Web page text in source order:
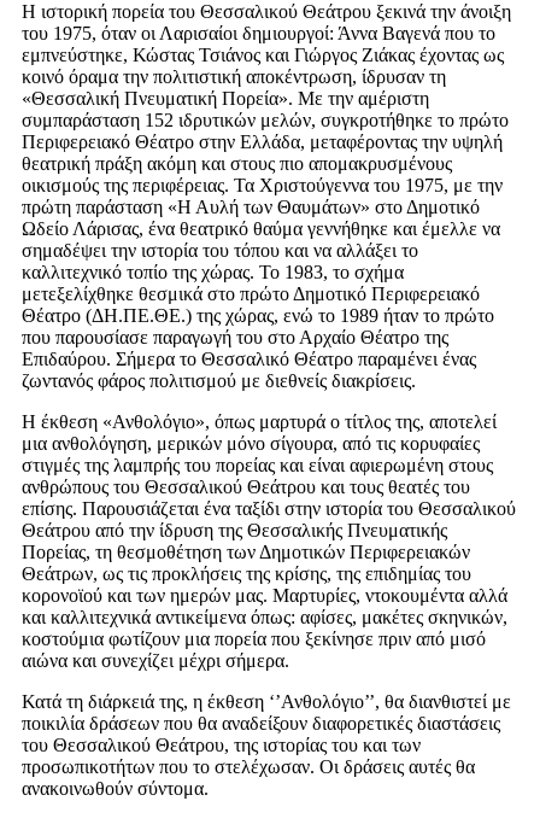
Η ιστορική πορεία του Θεσσαλικού Θεάτρου ξεκινά την άνοιξη
του 1975, όταν οι Λαρισαίοι δημιουργοί: Άννα Βαγενά που το
εμπνεύστηκε, Κώστας Τσιάνος και Γιώργος Ζιάκας έχοντας ως
κοινό όραμα την πολιτιστική αποκέντρωση, ίδρυσαν τη
«Θεσσαλική Πνευματική Πορεία». Με την αμέριστη
συμπαράσταση 152 ιδρυτικών μελών, συγκροτήθηκε το πρώτο
Περιφερειακό Θέατρο στην Ελλάδα, μεταφέροντας την υψηλή
θεατρική πράξη ακόμη και στους πιο απομακρυσμένους
οικισμούς της περιφέρειας. Τα Χριστούγεννα του 1975, με την
πρώτη παράσταση «Η Αυλή των Θαυμάτων» στο Δημοτικό
Ωδείο Λάρισας, ένα θεατρικό θαύμα γεννήθηκε και έμελλε να
σημαδέψει την ιστορία του τόπου και να αλλάξει το
καλλιτεχνικό τοπίο της χώρας. Το 1983, το σχήμα
μετεξελίχθηκε θεσμικά στο πρώτο Δημοτικό Περιφερειακό
Θέατρο (ΔΗ.ΠΕ.ΘΕ.) της χώρας, ενώ το 1989 ήταν το πρώτο
που παρουσίασε παραγωγή του στο Αρχαίο Θέατρο της
Επιδαύρου. Σήμερα το Θεσσαλικό Θέατρο παραμένει ένας
ζωντανός φάρος πολιτισμού με διεθνείς διακρίσεις.
Η έκθεση «Ανθολόγιο», όπως μαρτυρά ο τίτλος της, αποτελεί
μια ανθολόγηση, μερικών μόνο σίγουρα, από τις κορυφαίες
στιγμές της λαμπρής του πορείας και είναι αφιερωμένη στους
ανθρώπους του Θεσσαλικού Θεάτρου και τους θεατές του
επίσης. Παρουσιάζεται ένα ταξίδι στην ιστορία του Θεσσαλικού
Θεάτρου από την ίδρυση της Θεσσαλικής Πνευματικής
Πορείας, τη θεσμοθέτηση των Δημοτικών Περιφερειακών
Θεάτρων, ως τις προκλήσεις της κρίσης, της επιδημίας του
κορονοϊού και των ημερών μας. Μαρτυρίες, ντοκουμέντα αλλά
και καλλιτεχνικά αντικείμενα όπως: αφίσες, μακέτες σκηνικών,
κοστούμια φωτίζουν μια πορεία που ξεκίνησε πριν από μισό
αιώνα και συνεχίζει μέχρι σήμερα.
Κατά τη διάρκειά της, η έκθεση ‘’Ανθολόγιο’’, θα διανθιστεί με
ποικιλία δράσεων που θα αναδείξουν διαφορετικές διαστάσεις
του Θεσσαλικού Θεάτρου, της ιστορίας του και των
προσωπικοτήτων που το στελέχωσαν. Οι δράσεις αυτές θα
ανακοινωθούν σύντομα.